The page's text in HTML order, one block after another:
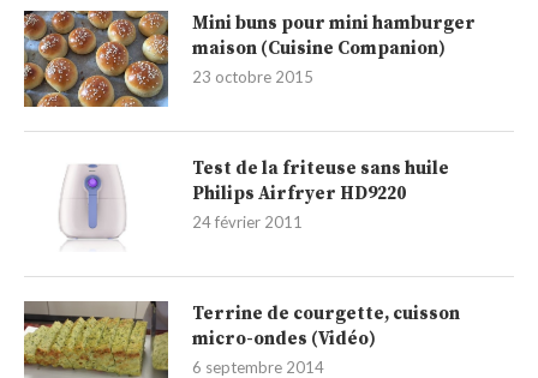
Mini buns pour mini hamburger
maison (Cuisine Companion)
23 octobre 2015
Test de la friteuse sans huile
Philips Airfryer HD9220
24 février 2011
Terrine de courgette, cuisson
micro-ondes (Vidéo)
6 septembre 2014